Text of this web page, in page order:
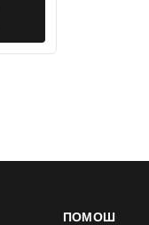
ПОМОШ